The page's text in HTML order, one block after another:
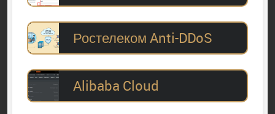
Ростелеком Anti-DDoS
Alibaba Cloud